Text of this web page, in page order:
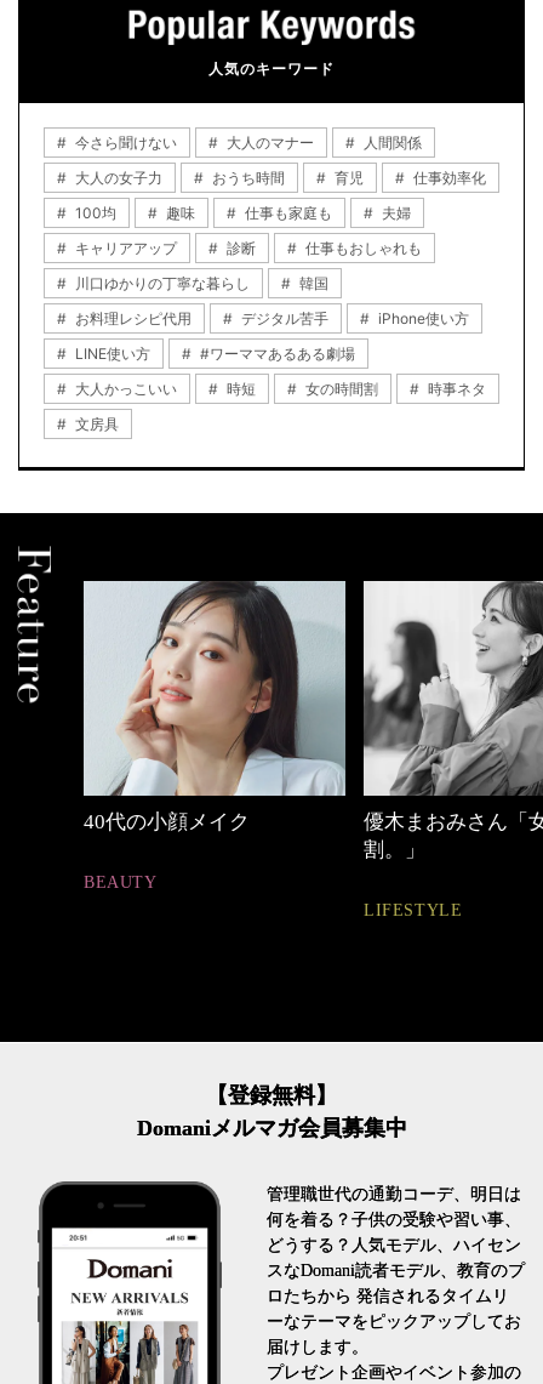
人気のキーワード
今さら聞けない 大人のマナー
人間関係
大人の女子力
おうち時間 育児
仕事効率化
100均
趣味 仕事も家庭も
夫婦
キャリアアップ
診断
仕事もおしゃれも
川口ゆかりの丁寧な暮らし
韓国
お料理レシピ代用
デジタル苦手
iPhone使い方
LINE使い方
#ワーママあるある劇場
大人かっこいい
時短 女の時間割
時事ネタ
文房具
優木まおみさん「女の時間
【ワーママのきれ
ュアル通勤】
FASHION
【登録無料】
Domaniメルマガ会員募集中
管理職世代の通勤コーデ、明日は
何を着る？子供の受験や習い事、
どうする？人気モデル、ハイセン
スなDomani読者モデル、教育のプ
ロたちから 発信されるタイムリ
ーなテーマをピックアップしてお
届けします。
プレゼント企画やイベント参加の